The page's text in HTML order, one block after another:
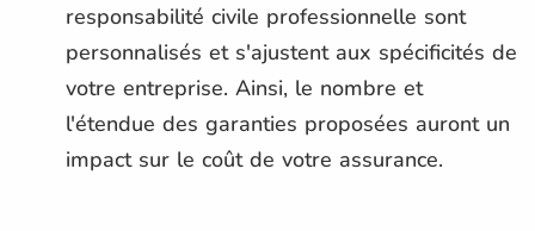
responsabilité civile professionnelle sont
personnalisés et s'ajustent aux spécificités de
votre entreprise. Ainsi, le nombre et
l'étendue des garanties proposées auront un
impact sur le coût de votre assurance.